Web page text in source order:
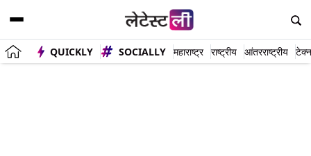
QUICKLY SOCIALLY महाराष्ट्र राष्ट्रीय आंतरराष्ट्रीय